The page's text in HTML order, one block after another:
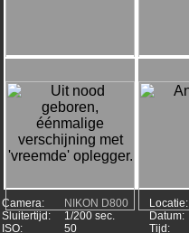
Camera:
Sluitertijd:
ISO:
NIKON D800
1/200 sec.
50
Locatie:
Datum:
Tijd: